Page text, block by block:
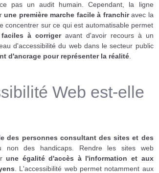
pas un audit humain. Cependant, la ligne
une première marche facile à franchiravec la
concentrer sur ce qui est automatisable permet
à corrigeravant d'avoir recours à un
d'accessibilité du web dans le secteur public
d'ancrage pour représenter la réalité.
Web est-elle
des personnes consultant des sites et des
non des handicaps. Rendre les sites web
une égalité d'accès à l'information et aux
. L'accessibilité web permet notamment aux